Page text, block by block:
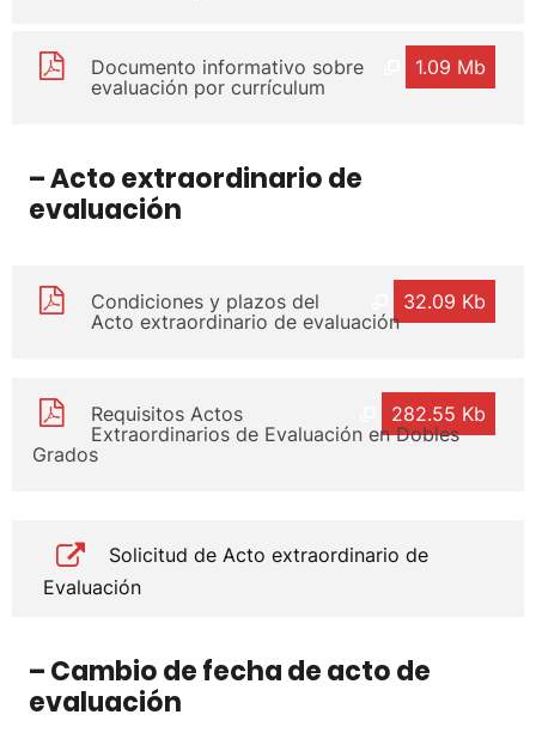
1.09 Mb
Documento informativo sobre
evaluación por currículum
– Acto extraordinario de
evaluación
32.09 Kb
Condiciones y plazos del
Acto extraordinario de evaluación
282.55 Kb
Requisitos Actos
Extraordinarios de Evaluación en Dobles
Grados
Solicitud de Acto extraordinario de
Evaluación
– Cambio de fecha de acto de
evaluación